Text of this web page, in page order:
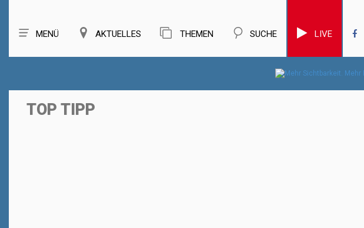
MENÜ AKTUELLES THEMEN SUCHE LIVE
TOP TIPP